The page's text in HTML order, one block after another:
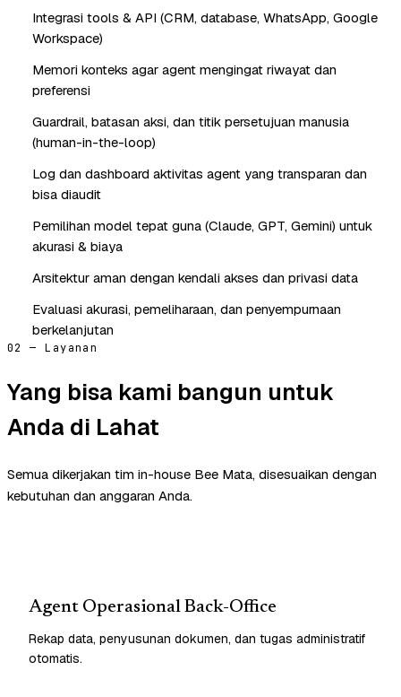
Integrasi tools & API (CRM, database, WhatsApp, Google
Workspace)
Memori konteks agar agent mengingat riwayat dan
preferensi
Guardrail, batasan aksi, dan titik persetujuan manusia
(human-in-the-loop)
Log dan dashboard aktivitas agent yang transparan dan
bisa diaudit
Pemilihan model tepat guna (Claude, GPT, Gemini) untuk
akurasi & biaya
Arsitektur aman dengan kendali akses dan privasi data
Evaluasi akurasi, pemeliharaan, dan penyempurnaan
berkelanjutan
02 — Layanan
Yang bisa kami bangun untuk
Anda di Lahat
Semua dikerjakan tim in-house Bee Mata, disesuaikan dengan
kebutuhan dan anggaran Anda.
Agent Operasional Back-Office
Rekap data, penyusunan dokumen, dan tugas administratif
otomatis.